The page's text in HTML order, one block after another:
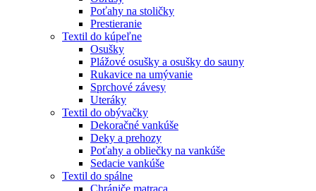
Poťahy na stoličky
Prestieranie
Textil do kúpeľne
Osušky
Plážové osušky a osušky do sauny
Rukavice na umývanie
Sprchové závesy
Uteráky
Textil do obývačky
Dekoračné vankúše
Deky a prehozy
Poťahy a obliečky na vankúše
Sedacie vankúše
Textil do spálne
Chrániče matraca